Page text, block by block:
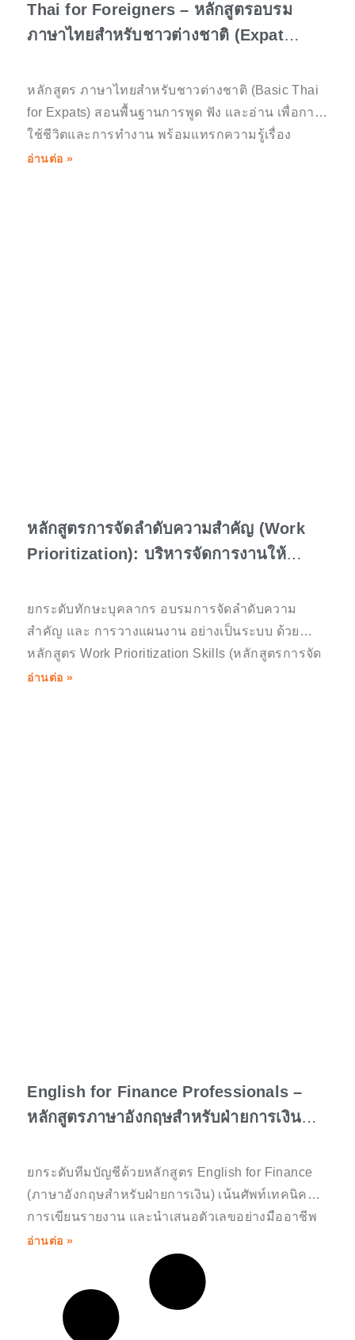
Thai for Foreigners – หลักสูตรอบรม
ภาษาไทยสำหรับชาวต่างชาติ (Expat
หลักสูตร ภาษาไทยสำหรับชาวต่างชาติ (Basic Thai
for Expats) สอนพื้นฐานการพูด ฟัง และอ่าน เพื่อการ
ใช้ชีวิตและการทำงาน พร้อมแทรกความรู้เรื่อง
วัฒนธรรมไทยให้พนักงานต่างชาติ
อ่านต่อ »
หลักสูตรการจัดลำดับความสำคัญ (Work
Prioritization): บริหารจัดการงานให้
ยกระดับทักษะบุคลากร อบรมการจัดลำดับความ
สำคัญ และ การวางแผนงาน อย่างเป็นระบบ ด้วย
หลักสูตร Work Prioritization Skills (หลักสูตรการจัด
ลำดับความสำคัญ)
อ่านต่อ »
English for Finance Professionals –
หลักสูตรภาษาอังกฤษสำหรับฝ่ายการเงิน
ตัวเลขอย่างแม่นยำและเป็นมืออาชีพ
ยกระดับทีมบัญชีด้วยหลักสูตร English for Finance
(ภาษาอังกฤษสำหรับฝ่ายการเงิน) เน้นศัพท์เทคนิค
การเขียนรายงาน และนำเสนอตัวเลขอย่างมืออาชีพ
อ่านต่อ »